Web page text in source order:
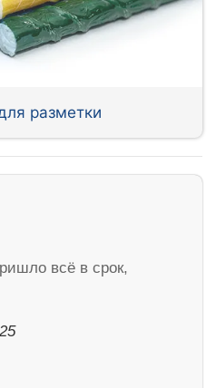
разметки
всё в срок,